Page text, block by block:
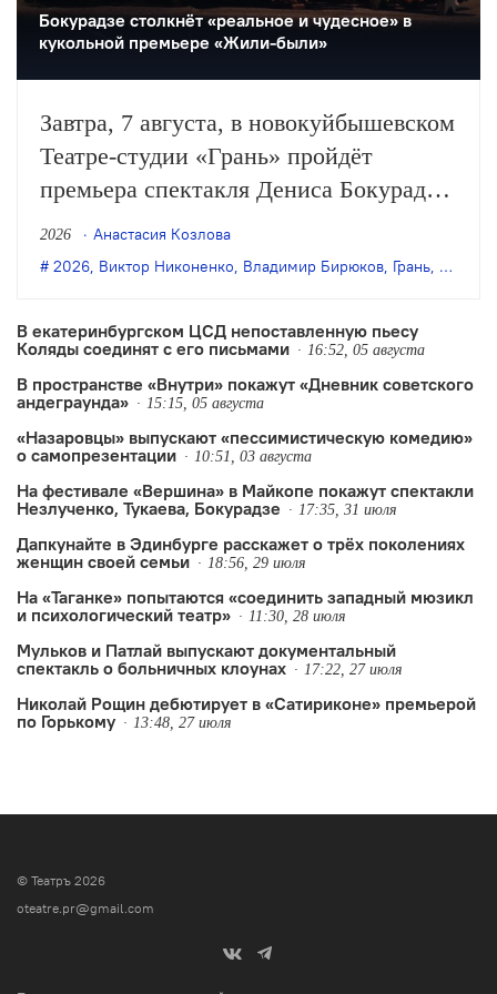
Бокурадзе столкнëт «реальное и чудесное» в
кукольной премьере «Жили-были»
Завтра, 7 августа, в новокуйбышевском
Театре-студии «Грань» пройдёт
премьера спектакля Дениса Бокурадзе
«Жили-были» по пьесе Владимира
Бирюкова.
2026
Анастасия Козлова
2026, Виктор Никоненко, Владимир Бирюков, Грань, Денис
В екатеринбургском ЦСД непоставленную пьесу
Коляды соединят с его письмами
16:52, 05 августа
В пространстве «Внутри» покажут «Дневник советского
андеграунда»
15:15, 05 августа
«Назаровцы» выпускают «пессимистическую комедию»
о самопрезентации
10:51, 03 августа
На фестивале «Вершина» в Майкопе покажут спектакли
Незлученко, Тукаева, Бокурадзе
17:35, 31 июля
Дапкунайте в Эдинбурге расскажет о трёх поколениях
женщин своей семьи
18:56, 29 июля
На «Таганке» попытаются «соединить западный мюзикл
и психологический театр»
11:30, 28 июля
Мульков и Патлай выпускают документальный
спектакль о больничных клоунах
17:22, 27 июля
Николай Рощин дебютирует в «Сатириконе» премьерой
по Горькому
13:48, 27 июля
© Театръ 2026
oteatre.pr@gmail.com